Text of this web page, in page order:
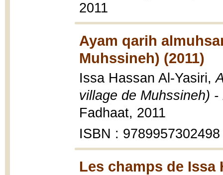
2011
Ayam qarih
Muhssineh) (2011)
Issa Hassan Al-Yasiri,
village de Muhssineh) -
Fadhaat, 2011
ISBN : 9789957302498
Les champs de Issa